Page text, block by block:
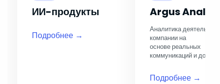
ИИ-продукты
Подробнее →
Argus
Аналитика
компании на
основе реальных
коммуникаций и
Подробнее →